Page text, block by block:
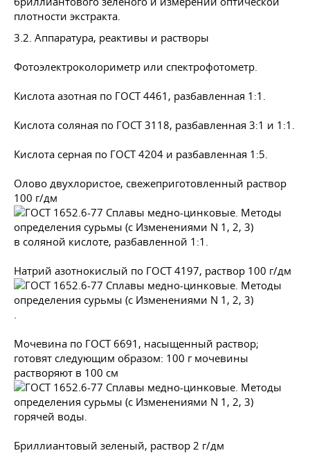
плотности экстракта.
3.2. Аппаратура, реактивы и растворы
Фотоэлектроколориметр или спектрофотометр.
Кислота азотная по ГОСТ 4461 , разбавленная 1:1.
Кислота соляная по ГОСТ 3118, разбавленная 3:1 и 1:1.
Кислота серная по ГОСТ 4204 и разбавленная 1:5.
Олово двухлористое, свежеприготовленный раствор
100 г/дм
в соляной кислоте, разбавленной 1:1.
Натрий азотнокислый по ГОСТ 4197, раствор 100 г/дм
.
Мочевина по ГОСТ 6691 , насыщенный раствор;
готовят следующим образом: 100 г мочевины
растворяют в 100 см
горячей воды.
Бриллиантовый зеленый, раствор 2 г/дм